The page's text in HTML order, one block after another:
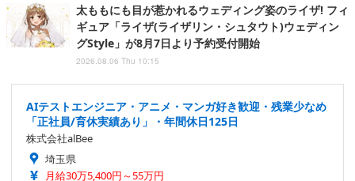
太ももにも目が惹かれるウェディング姿のライザ! フィ
ギュア「ライザ(ライザリン・シュタウト)ウェディン
グStyle」が8月7日より予約受付開始
2026.08.06 Thu 10:15
AIテストエンジニア・アニメ・マンガ好き歓迎・残業少なめ
「正社員/育休実績あり」・年間休日125日
株式会社alBee
埼玉県
月給30万5,400円～55万円